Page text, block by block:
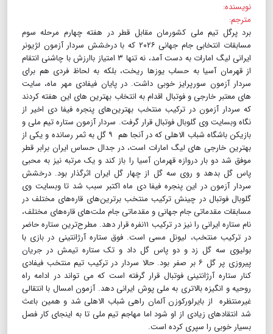
نویسنده:
مترجم:
برد پرگل تیم ملی کشورمان مقابل قطر در هفته چهارم مرحله سوم
مسابقات انتخابی جام جهانی ۲۰۲۶ که با درخشش سردار آزمون لژیونر
ایرانی لیگ امارات به دست آمد، نه تنها ۳ امتیاز باارزش با چاشنی انتقام
از قهرمان آسیا به حساب یوزها ریخت، بلکه به لحاظ فردی هم برای
سردار آزمون سورپرایز خوبی داشت. در پایان فیفادی مهر ماه، سایت
های معتبر خارجی و فوتبال اقدام به انتخاب بهترین های این هفته کردند
که سردار آزمون در ترکیب منتخب بهترین‌های پنجره فیفا دی اخیر از
نگاه وبسایت وی گلوبال فوتبال قرار گرفت. سردار آزمون ستاره تیم ملی و
بازیکن باشگاه شباب الاهلی که در آنجا هم ۹ گل به ثمر رسانده و یکی از
بهترین خارجی های لیگ امارات است، در جدال حساس ایران برابر قطر
موفق شد دو بار دروازه قهرمان آسیا را باز کند و یک مرتبه نیز به محبی
پاس گل بدهد و روی سه گل از چهار گل ایران اثرگذار بود. درخشش
سردار آزمون در این پنجره فیفا دی ماه اکتبر سبب شد تا وبسایت وی
گلوبال فوتبال در چینش ترکیب منتخب برترین‌های قاره‌های مختلف در
مسابقات مقدماتی جام جهانی و مقدماتی جام ملت‌های قاره‌های مختلف،
نام ستاره ایرانی را نیز در ترکیب ۱۱نفره قرار دهد. مطرح‌ترین ستاره حاضر
در ترکیب منتخب، لیونل مسی است. فوق ستاره آرژانتینی در بازی با
بولیوی سه گل زد و دو پاس گل داد و تک ستاره تیمش در جریان
پیروزی پر گل ۶ بر صفر بود. حالا سردار در ترکیب تیم منتخب فیفادی
کنار ستاره آرژانتینی فوتبال قرار گرفته است که می تواند در ادامه راه
روحیه و انگیزه بالاتری به ملی پوش ایرانی دهد. آزمون امسال با انتقالی
غیرمنتظره از بایرلورکوزن آلمان راهی شباب الاهلی شد و همین باعث
شد انتقادهای زیادی از او شود اما مهاجم تیم ملی تا به اینجای کار فصل
بسیار خوبی را سپری کرده است.